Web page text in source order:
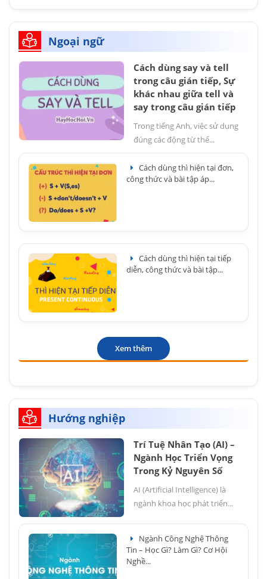
Ngoại ngữ
Cách dùng say và tell
trong câu gián tiếp, Sự
khác nhau giữa tell và
say trong câu gián tiếp
Trong tiếng Anh, việc sử dụng
đúng các động từ thể...
Cách dùng thì hiện tại đơn,
công thức và bài tập áp...
Cách dùng thì hiện tại tiếp
diễn, công thức và bài tập...
Xem thêm
Hướng nghiệp
Trí Tuệ Nhân Tạo (AI) –
Ngành Học Triển Vọng
Trong Kỷ Nguyên Số
AI (Artificial Intelligence) là
ngành khoa học phát triển...
Ngành Công Nghệ Thông
Tin – Học Gì? Làm Gì? Cơ Hội
Nghề...